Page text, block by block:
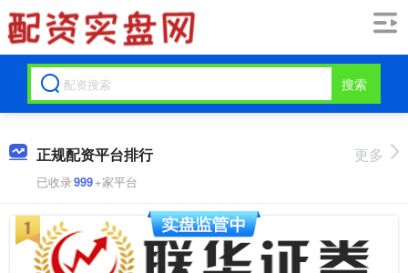
搜索
正规配资平台排行
已收录999+家平台
更多